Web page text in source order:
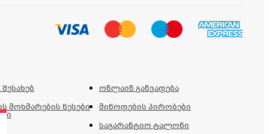
ონლაინ განვადება
მოხმარების წესები მიწოდების პირობები
საგარანტიო ტალონი